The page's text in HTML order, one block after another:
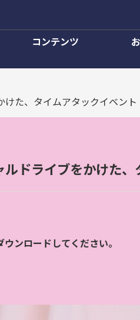
コンテンツ
た、タイムアタックイベント
ドライブをかけた
ウンロードしてください。